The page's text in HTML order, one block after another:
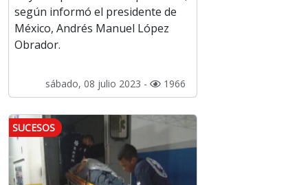
según informó el presidente de
México, Andrés Manuel López
Obrador.
sábado, 08 julio 2023 - 1966
SUCESOS